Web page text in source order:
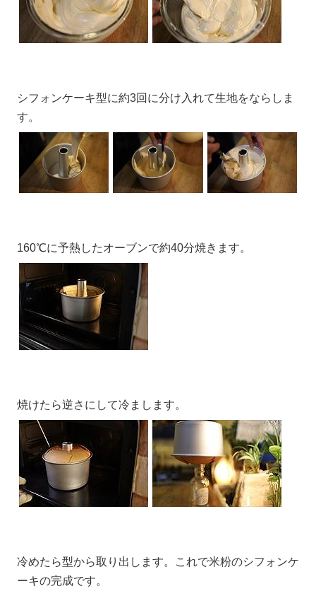
シフォンケーキ型に約3回に分け入れて生地をならしま
す。
160℃に予熱したオーブンで約40分焼きます。
焼けたら逆さにして冷まします。
冷めたら型から取り出します。これで米粉のシフォンケ
ーキの完成です。